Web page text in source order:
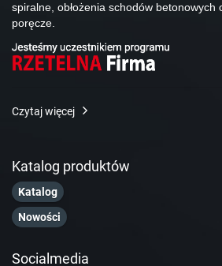
spiralne, obłożenia schodów betonowych
poręcze.
Czytaj więcej
Katalog produktów
Katalog
Nowości
Socialmedia